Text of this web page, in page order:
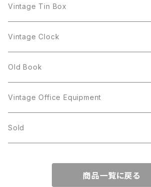
Giovanni
GOLD CROWN
Kramer
JJ
L.RAZZA
Giovanni
GOLD CROWN
JJ
Kramer
L.RAZZA
STAR
Trifari
Plate
Figgjo
BILTONS
Spoon
Silver
arcoroc
arcopal
Milk Pot
Spoon
cup
Vintage Tin Box
Vintage Clock
Old Book
Vintage Office Equipment
Sold
商品一覧に戻る